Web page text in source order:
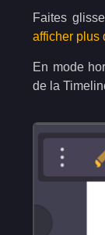
Faites
afficher plus
En mode
de la